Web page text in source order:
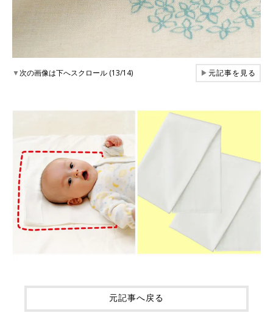
▼次の画像は下へスクロール (13/14) ▶元記事を見る
元記事へ戻る